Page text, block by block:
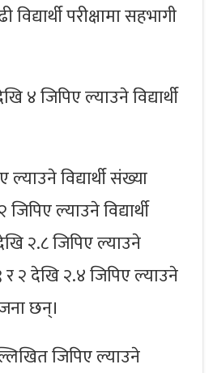
परीक्षामा सहभागी
४ जिपिए ल्याउने विद्यार्थी
विद्यार्थी संख्या
ल्याउने विद्यार्थी
२.८ जिपिए ल्याउने
र २ देखि २.४ जिपिए ल्याउने
छन्।
जिपिए ल्याउने